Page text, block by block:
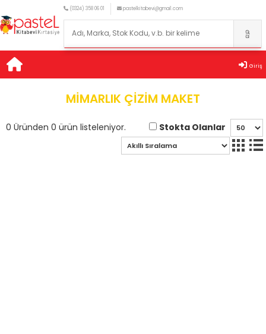
(0324) 358 06 01 pastelkitabevi@gmail.com
Giriş
MİMARLIK ÇİZİM MAKET
0 Üründen 0 ürün listeleniyor. Stokta Olanlar